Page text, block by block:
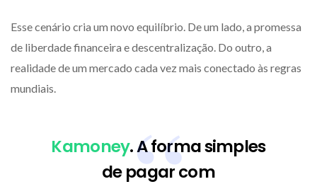
Esse cenário cria um novo equilíbrio. De um lado, a promessa
de liberdade financeira e descentralização. Do outro, a
realidade de um mercado cada vez mais conectado às regras
mundiais.
Kamoney. A forma simples
de pagar com